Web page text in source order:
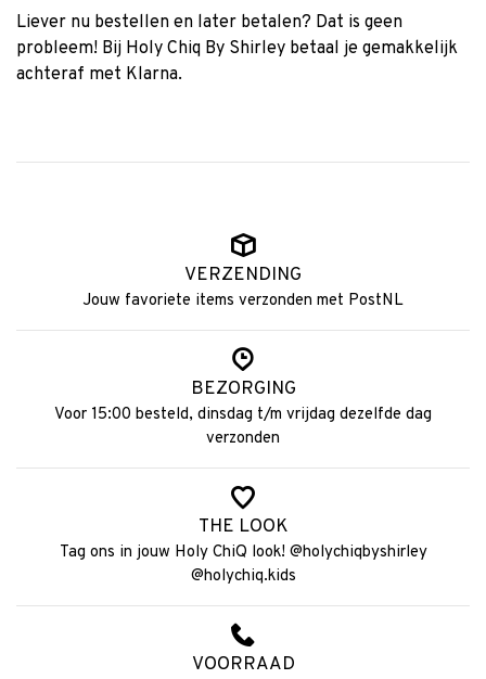
Liever nu bestellen en later betalen? Dat is geen
probleem! Bij Holy Chiq By Shirley betaal je gemakkelijk
achteraf met Klarna.
VERZENDING
Jouw favoriete items verzonden met PostNL
BEZORGING
Voor 15:00 besteld, dinsdag t/m vrijdag dezelfde dag
verzonden
THE LOOK
Tag ons in jouw Holy ChiQ look! @holychiqbyshirley
@holychiq.kids
VOORRAAD